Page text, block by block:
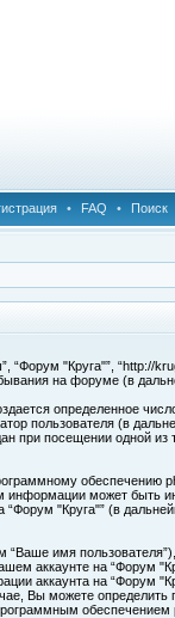
• FAQ • Поиск
"Круга"”, “http://
на форуме (в
определенное
пользователя (в
при посещении одной
обеспечению
может
"Круга"” (в
имя
аккаунте на “Форум
аккаунта на “Форум
Вы можете
обеспечением